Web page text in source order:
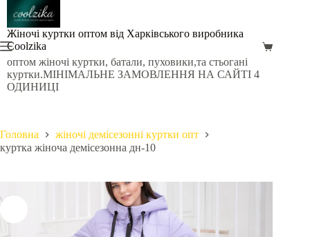
Перейти
вмісту
Жіночі куртки оптом від Харківського виробника
Coolzika
оптом жіночі куртки, батали, пуховики,та стьогані
куртки.МІНІМАЛЬНЕ ЗАМОВЛЕННЯ НА САЙТІ 4
ОДИНИЦІ
Кошик
Головна
жіночі демісезонні куртки опт
куртка жіноча демісезонна дн-10